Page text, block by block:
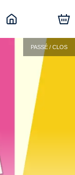
PASSÉ / CLOS